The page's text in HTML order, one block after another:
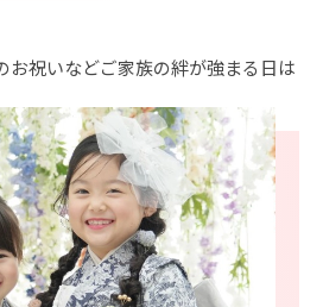
お祝いなどご家族の絆が強まる日は